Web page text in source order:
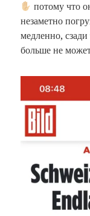
потому что
незаметно
медленно,
больше не